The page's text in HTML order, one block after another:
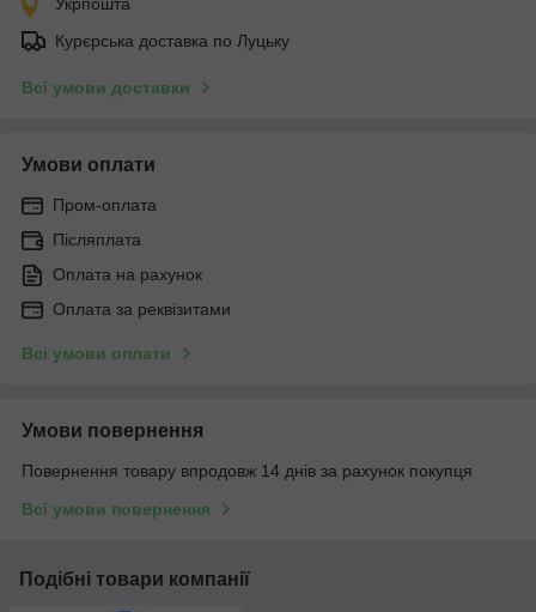
Курєрська доставка по Луцьку
Всі умови доставки
Умови оплати
Пром-оплата
Післяплата
Оплата на рахунок
Оплата за реквізитами
Всі умови оплати
Умови повернення
Повернення товару впродовж 14 днів за рахунок покупця
Всі умови повернення
Подібні товари компанії